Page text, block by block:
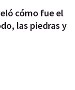
cómo fue el
las piedras y